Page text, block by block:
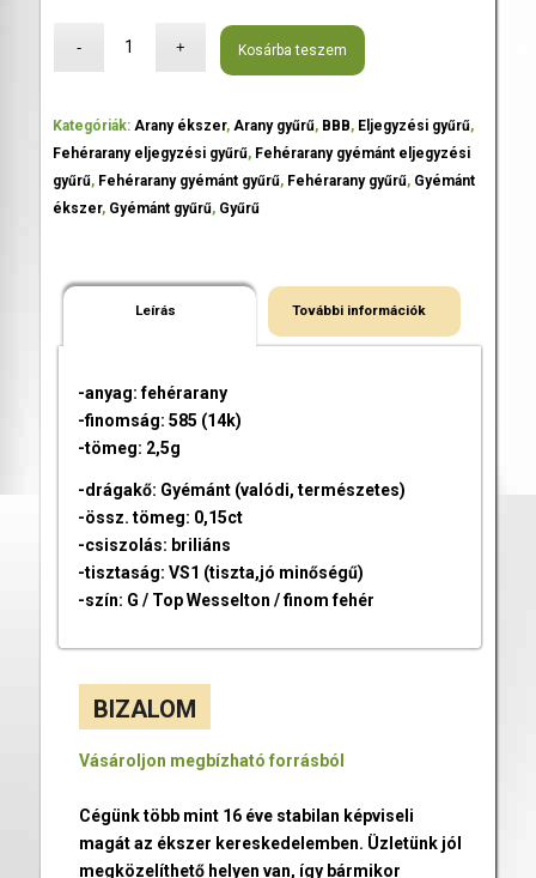
Kosárba teszem
Kategóriák: Arany ékszer, Arany gyűrű, BBB, Eljegyzési gyűrű,
Fehérarany eljegyzési gyűrű, Fehérarany gyémánt eljegyzési
gyűrű, Fehérarany gyémánt gyűrű, Fehérarany gyűrű, Gyémánt
ékszer, Gyémánt gyűrű, Gyűrű
Leírás További információk
-anyag: fehérarany
-finomság: 585 (14k)
-tömeg: 2,5g
-drágakő: Gyémánt (valódi, természetes)
-össz. tömeg: 0,15ct
-csiszolás: briliáns
-tisztaság: VS1 (tiszta,jó minőségű)
-szín: G / Top Wesselton / finom fehér
BIZALOM
Vásároljon megbízható forrásból
Cégünk több mint 16 éve stabilan képviseli
magát az ékszer kereskedelemben. Üzletünk jól
megközelíthető helyen van, így bármikor